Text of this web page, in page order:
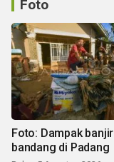
Foto
Foto: Dampak banjir
bandang di Padang